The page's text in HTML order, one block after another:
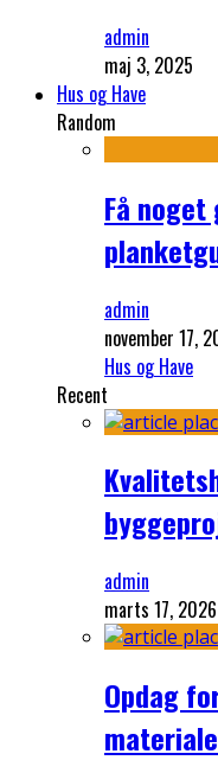
admin
maj 3, 2025
Hus og Have
Random
Få
admin
november 17,
Hus og Have
Recent
admin
marts 17, 2026
Opdag